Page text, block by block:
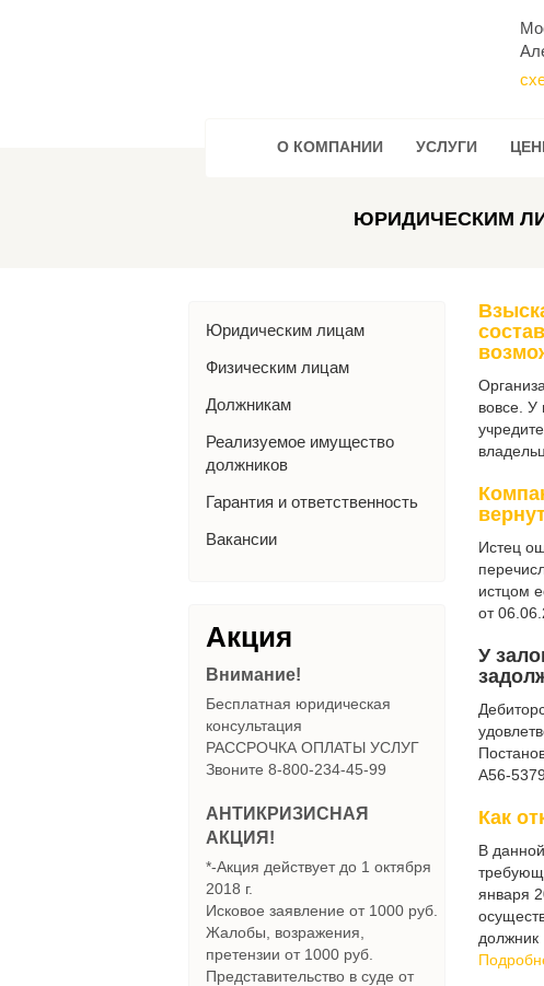
О КОМПАНИИ УСЛУГИ
ЮРИДИЧЕСКИМ
вовсе. У
Истец
истцом
от
У
А56-
Как
В
января
должник
Юридическим лицам
Физическим лицам
Должникам
Реализуемое имущество
должников
Гарантия и ответственность
Вакансии
Акция
Внимание!
Бесплатная юридическая
консультация
РАССРОЧКА ОПЛАТЫ УСЛУГ
Звоните 8-800-234-45-99
АНТИКРИЗИСНАЯ
АКЦИЯ!
*-Акция действует до 1 октября
2018 г.
Исковое заявление от 1000 руб.
Жалобы, возражения,
претензии от 1000 руб.
Представительство в суде от